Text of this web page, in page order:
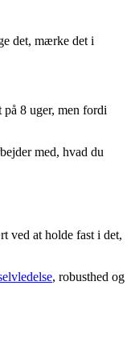
det, mærke det i
8 uger, men fordi
med, hvad du
ved at holde fast i det,
, robusthed og